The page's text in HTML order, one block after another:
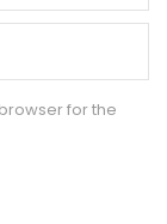
for the